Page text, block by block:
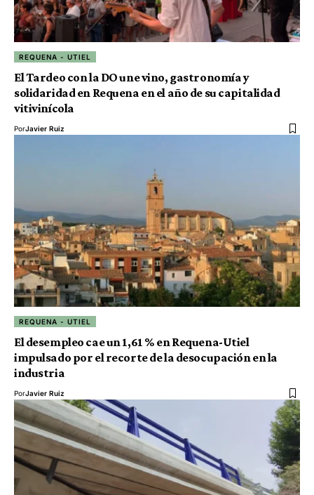
REQUENA - UTIEL
El Tardeo con la DO une vino, gastronomía y
solidaridad en Requena en el año de su capitalidad
vitivinícola
PorJavier Ruiz
REQUENA - UTIEL
El desempleo cae un 1,61 % en Requena-Utiel
impulsado por el recorte de la desocupación en la
industria
PorJavier Ruiz